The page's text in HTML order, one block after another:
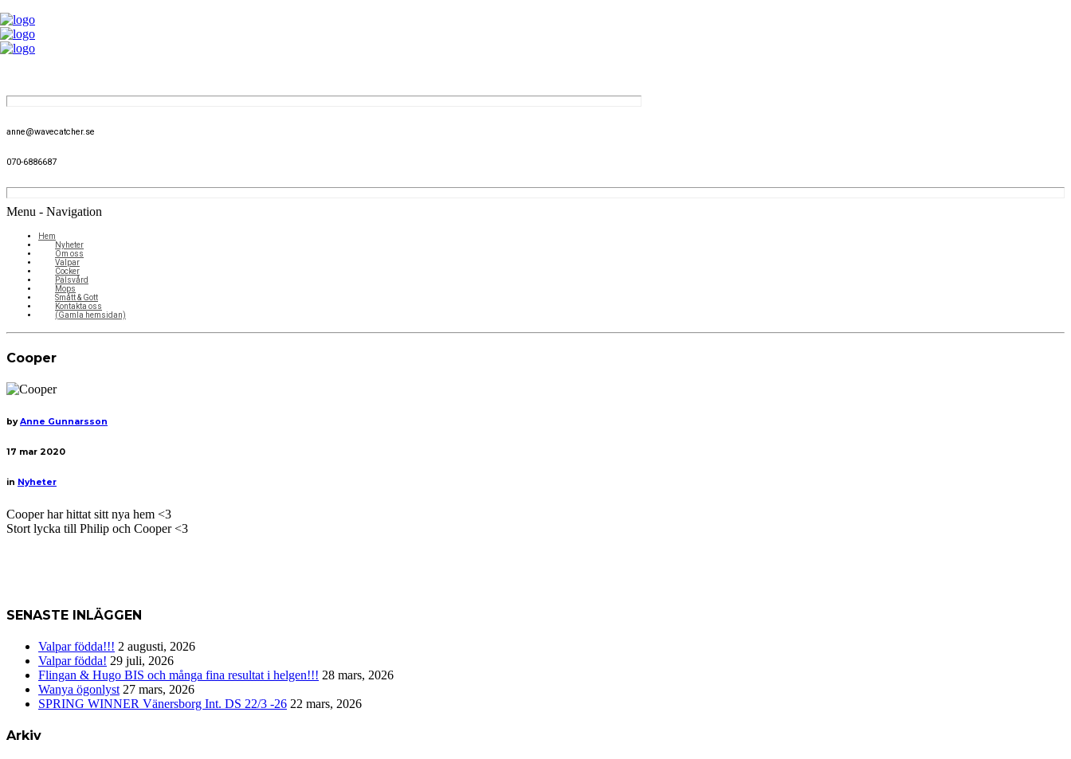
anne@wavecatcher.se
070-6886687
Menu - Navigation
Hem
Nyheter
Om oss
Valpar
Cocker
Pälsvård
Mops
Smått & Gott
Kontakta oss
(Gamla hemsidan)
Cooper
by Anne Gunnarsson
17 mar 2020
in Nyheter
Cooper har hittat sitt nya hem <3
Stort lycka till Philip och Cooper <3
SENASTE INLÄGGEN
Valpar födda!!! 2 augusti, 2026
Valpar födda! 29 juli, 2026
Flingan & Hugo BIS och många fina resultat i helgen!!! 28 mars, 2026
Wanya ögonlyst 27 mars, 2026
SPRING WINNER Vänersborg Int. DS 22/3 -26 22 mars, 2026
Arkiv